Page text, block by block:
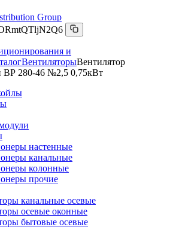
Group
и
ВентиляторыВентилятор
ВР 280-46 №2,5 0,75кВт
настенные
канальные
колонные
прочие
канальные осевые
осевые оконные
бытовые осевые